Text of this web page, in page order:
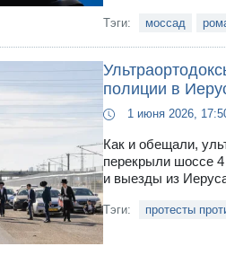
Тэги: моссад
полиции в
1 июня 2026,
Как и обещали,
перекрыли шоссе 4
и выезды из
Тэги: протесты